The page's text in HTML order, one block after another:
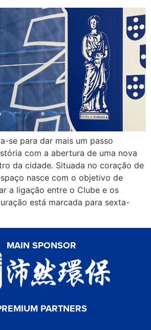
se para dar mais um passo
com a abertura de uma nova
da cidade. Situada no coração de
nasce com o objetivo de
a ligação entre o Clube e os
está marcada para sexta-
MAIN SPONSOR
PARTNERS